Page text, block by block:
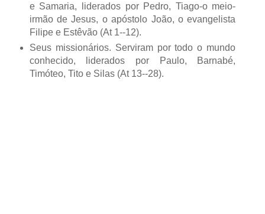
e Samaria, liderados por Pedro, Tiago-o meio-
irmão de Jesus, o apóstolo João, o evangelista
Filipe e Estêvão (At 1--12).
Seus missionários. Serviram por todo o mundo
conhecido, liderados por Paulo, Barnabé,
Timóteo, Tito e Silas (At 13--28).